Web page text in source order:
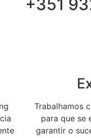
+351
Trabalhamos
para que se
garantir o